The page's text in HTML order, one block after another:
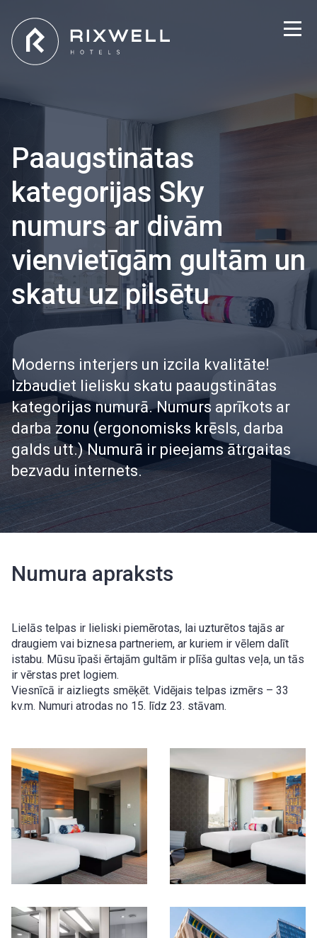
Paaugstinātas
kategorijas Sky
numurs ar divām
vienvietīgām gultām un
skatu uz pilsētu
Moderns interjers un izcila kvalitāte!
Izbaudiet lielisku skatu paaugstinātas
kategorijas numurā. Numurs aprīkots ar
darba zonu (ergonomisks krēsls, darba
galds utt.) Numurā ir pieejams ātrgaitas
bezvadu internets.
Numura apraksts
Lielās telpas ir lieliski piemērotas, lai uzturētos tajās ar
draugiem vai biznesa partneriem, ar kuriem ir vēlem dalīt
istabu. Mūsu īpaši ērtajām gultām ir plīša gultas veļa, un tās
ir vērstas pret logiem.
Viesnīcā ir aizliegts smēķēt. Vidējais telpas izmērs – 33
kv.m. Numuri atrodas no 15. līdz 23. stāvam.